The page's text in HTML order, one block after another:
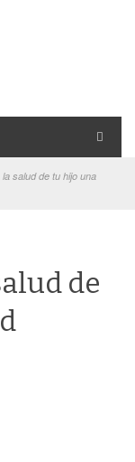
salud de tu hijo una
de